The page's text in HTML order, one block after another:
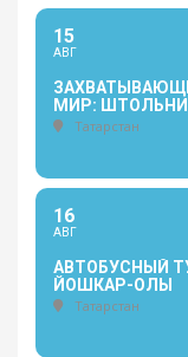
15
АВГ
МИР: ШТОЛЬНИ
Татарстан
16
АВГ
АВТОБУСНЫЙ
ЙОШКАР-ОЛЫ
Татарстан